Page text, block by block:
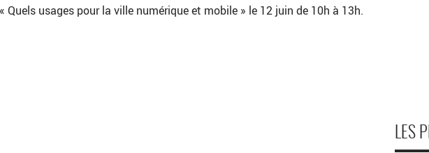
Quels usages pour la ville numérique et mobile » le 12 juin de 10h à 13h.
LES